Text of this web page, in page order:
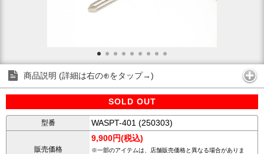
商品説明 (詳細は右の⊕をタップ→)
SOLD OUT
型番 WASPT-401 (250303)
販売価格
9,900円(税込)
※一部のアイテムは、店舗販売価格と異なる場合がありま